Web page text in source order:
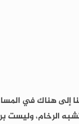
هناك في
الرخام، وليست